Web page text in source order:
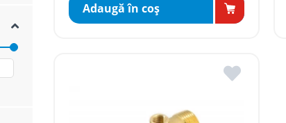
Adaugă în coş